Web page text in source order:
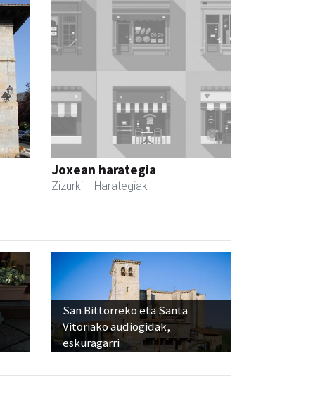
Joxean harategia
Zizurkil - Harategiak
San Bittorreko eta Santa
Vitoriako audiogidak,
eskuragarri